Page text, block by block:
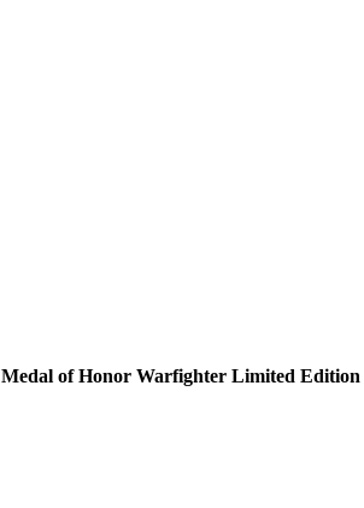
Medal of Honor Warfighter Limited Edition